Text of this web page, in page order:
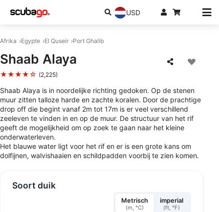
USD
Afrika Egypte El Quseir Port Ghalib
Shaab Alaya
★★★★☆ (2,225)
Shaab Alaya is in noordelijke richting gedoken. Op de stenen
muur zitten talloze harde en zachte koralen. Door de prachtige
drop off die begint vanaf 2m tot 17m is er veel verschillend
zeeleven te vinden in en op de muur. De structuur van het rif
geeft de mogelijkheid om op zoek te gaan naar het kleine
onderwaterleven.
Het blauwe water ligt voor het rif en er is een grote kans om
dolfijnen, walvishaaien en schildpadden voorbij te zien komen.
Soort duik
Metrisch
(m, °C)
imperial
(ft, °F)